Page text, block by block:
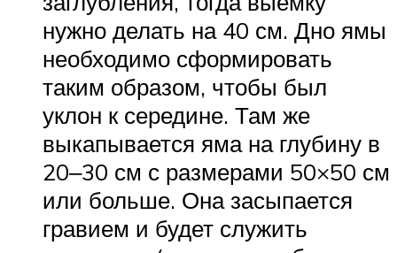
нужно делать на 40 см. Дно ямы
необходимо сформировать
таким образом, чтобы был
уклон к середине. Там же
выкапывается яма на глубину в
20‒30 см с размерами 50×50 см
или больше. Она засыпается
гравием и будет служить